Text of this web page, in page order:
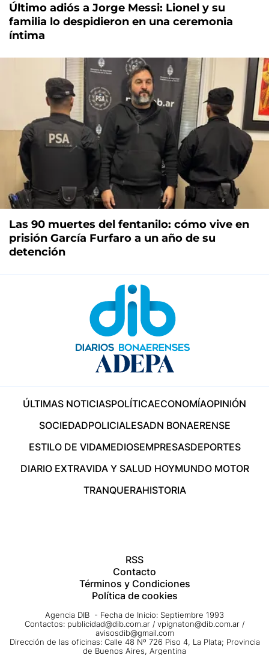
Último adiós a Jorge Messi: Lionel y su
familia lo despidieron en una ceremonia
íntima
Las 90 muertes del fentanilo: cómo vive en
prisión García Furfaro a un año de su
detención
ÚLTIMAS NOTICIASPOLÍTICAECONOMÍAOPINIÓN
SOCIEDADPOLICIALESADN BONAERENSE
ESTILO DE VIDAMEDIOSEMPRESASDEPORTES
DIARIO EXTRAVIDA Y SALUD HOYMUNDO MOTOR
TRANQUERAHISTORIA
RSS
Contacto
Términos y Condiciones
Política de cookies
Agencia DIB - Fecha de Inicio: Septiembre 1993
Contactos: publicidad@dib.com.ar / vpignaton@dib.com.ar /
avisosdib@gmail.com
Dirección de las oficinas: Calle 48 Nº 726 Piso 4, La Plata; Provincia
de Buenos Aires, Argentina